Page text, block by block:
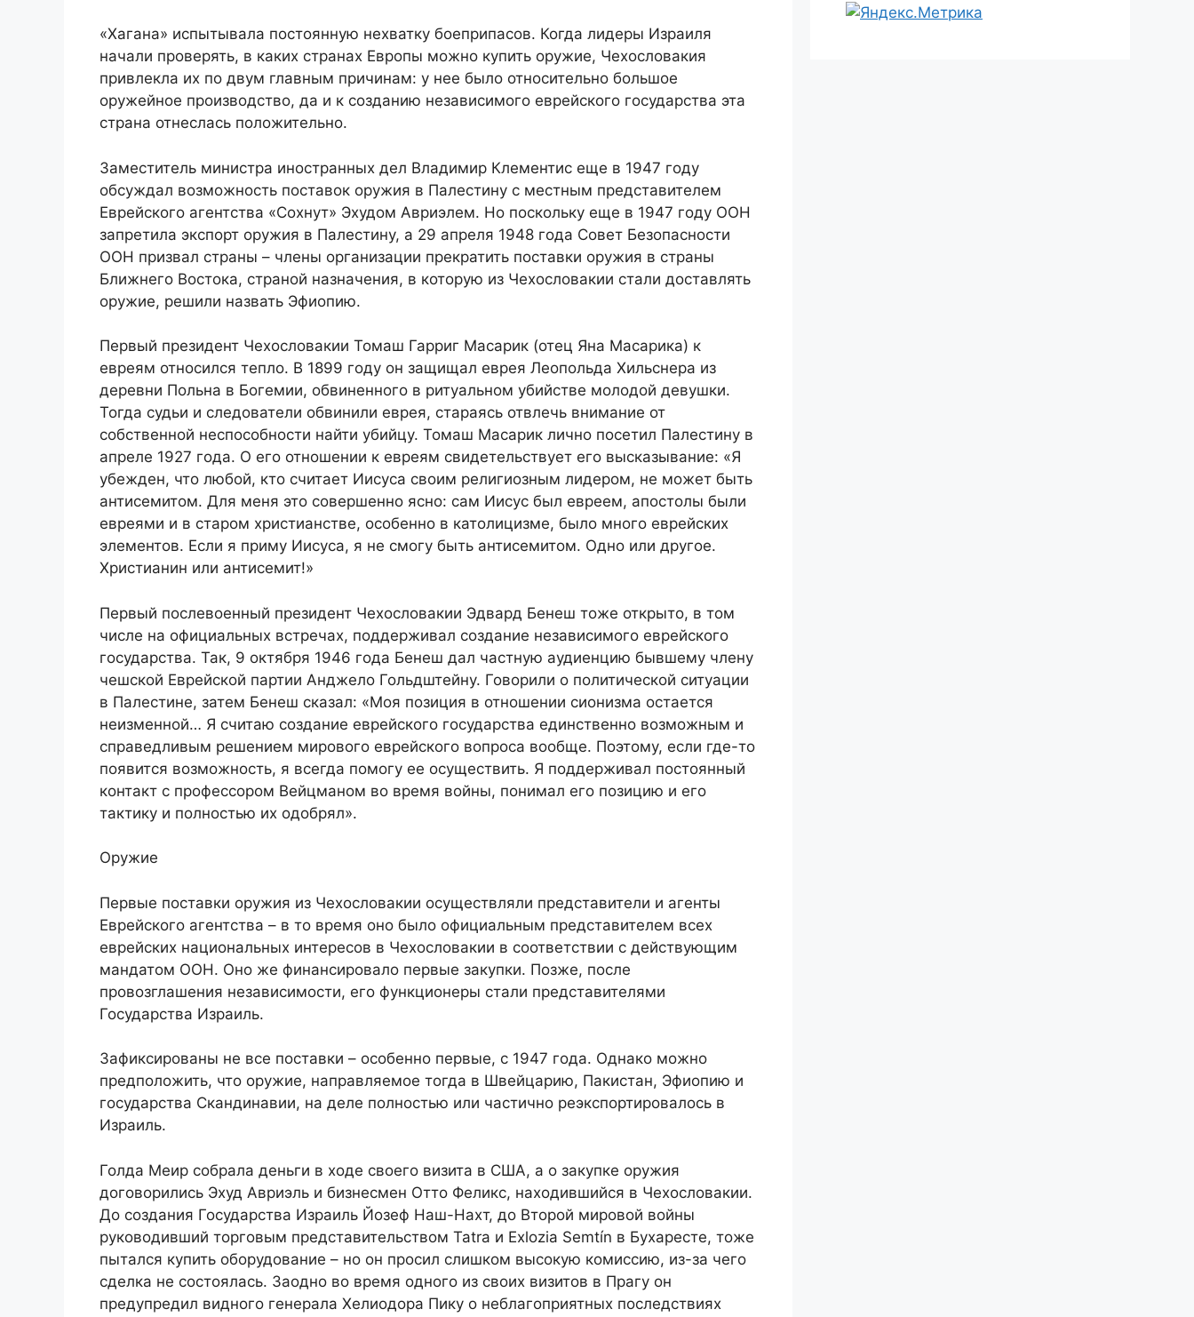
«Хагана» испытывала постоянную нехватку боеприпасов. Когда лидеры Израиля
начали проверять, в каких странах Европы можно купить оружие, Чехословакия
привлекла их по двум главным причинам: у нее было относительно большое
оружейное производство, да и к созданию независимого еврейского государства эта
страна отнеслась положительно.
Заместитель министра иностранных дел Владимир Клементис еще в 1947 году
обсуждал возможность поставок оружия в Палестину с местным представителем
Еврейского агентства «Сохнут» Эхудом Авриэлем. Но поскольку еще в 1947 году ООН
запретила экспорт оружия в Палестину, а 29 апреля 1948 года Совет Безопасности
ООН призвал страны – члены организации прекратить поставки оружия в страны
Ближнего Востока, страной назначения, в которую из Чехословакии стали доставлять
оружие, решили назвать ​​Эфиопию.
Первый президент Чехословакии Томаш Гарриг Масарик (отец Яна Масарика) к
евреям относился тепло. В 1899 году он защищал еврея Леопольда Хильснера из
деревни Польна в Богемии, обвиненного в ритуальном убийстве молодой девушки.
Тогда судьи и следователи обвинили еврея, стараясь отвлечь внимание от
собственной неспособности найти убийцу. Томаш Масарик лично посетил Палестину в
апреле 1927 года. О его отношении к евреям свидетельствует его высказывание: «Я
убежден, что любой, кто считает Иисуса своим религиозным лидером, не может быть
антисемитом. Для меня это совершенно ясно: сам Иисус был евреем, апостолы были
евреями и в старом христианстве, особенно в католицизме, было много еврейских
элементов. Если я приму Иисуса, я не смогу быть антисемитом. Одно или другое.
Христианин или антисемит!»
Первый послевоенный президент Чехословакии Эдвард Бенеш тоже открыто, в том
числе на официальных встречах, поддерживал создание независимого еврейского
государства. Так, 9 октября 1946 года Бенеш дал частную аудиенцию бывшему члену
чешской Еврейской партии Анджело Гольдштейну. Говорили о политической ситуации
в Палестине, затем Бенеш сказал: «Моя позиция в отношении сионизма остается
неизменной… Я считаю создание еврейского государства единственно возможным и
справедливым решением мирового еврейского вопроса вообще. Поэтому, если где-то
появится возможность, я всегда помогу ее осуществить. Я поддерживал постоянный
контакт с профессором Вейцманом во время войны, понимал его позицию и его
тактику и полностью их одобрял».
Оружие
Первые поставки оружия из Чехословакии осуществляли представители и агенты
Еврейского агентства – в то время оно было официальным представителем всех
еврейских национальных интересов в Чехословакии в соответствии с действующим
мандатом ООН. Оно же финансировало первые закупки. Позже, после
провозглашения независимости, его функционеры стали представителями
Государства Израиль.
Зафиксированы не все поставки – особенно первые, с 1947 года. Однако можно
предположить, что оружие, направляемое тогда в Швейцарию, Пакистан, Эфиопию и
государства Скандинавии, на деле полностью или частично реэкспортировалось в
Израиль.
Голда Меир собрала деньги в ходе своего визита в США, а о закупке оружия
договорились Эхуд Авриэль и бизнесмен Отто Феликс, находившийся в Чехословакии.
До создания Государства Израиль Йозеф Наш-Нахт, до Второй мировой войны
руководивший торговым представительством Tatra и Exlozia Semtín в Бухаресте, тоже
пытался купить оборудование – но он просил слишком высокую комиссию, из-за чего
сделка не состоялась. Заодно во время одного из своих визитов в Прагу он
предупредил видного генерала Хелиодора Пику о неблагоприятных последствиях